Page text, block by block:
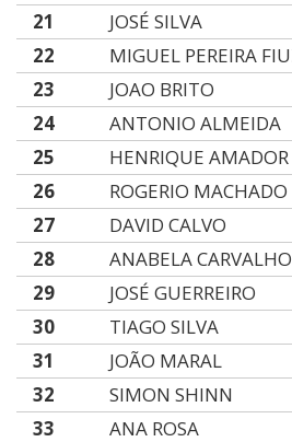
21
JOSÉ SILVA
22
MIGUEL PEREIRA
23
JOAO BRITO
24
ANTONIO ALMEIDA
25
HENRIQUE AMADOR
26
ROGERIO MACHADO
27
DAVID CALVO
28
ANABELA CARVALHO
29
JOSÉ GUERREIRO
30
TIAGO SILVA
31
JOÃO MARAL
32
SIMON SHINN
33
ANA ROSA